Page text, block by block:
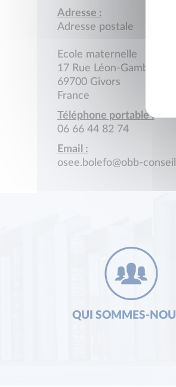
Adresse :
Adresse postale
Ecole maternelle
17 Rue Léon-Gambetta
69700 Givors
France
Téléphone portable :
06 66 44 82 74
Email :
osee.bolefo@obb-
QUI SOMMES-